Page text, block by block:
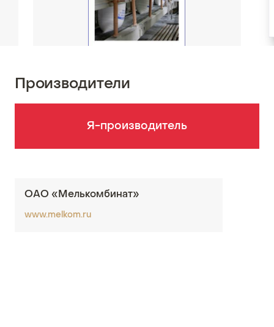
Производители
Я-производитель
ОАО «Мелькомбинат»
www.melkom.ru